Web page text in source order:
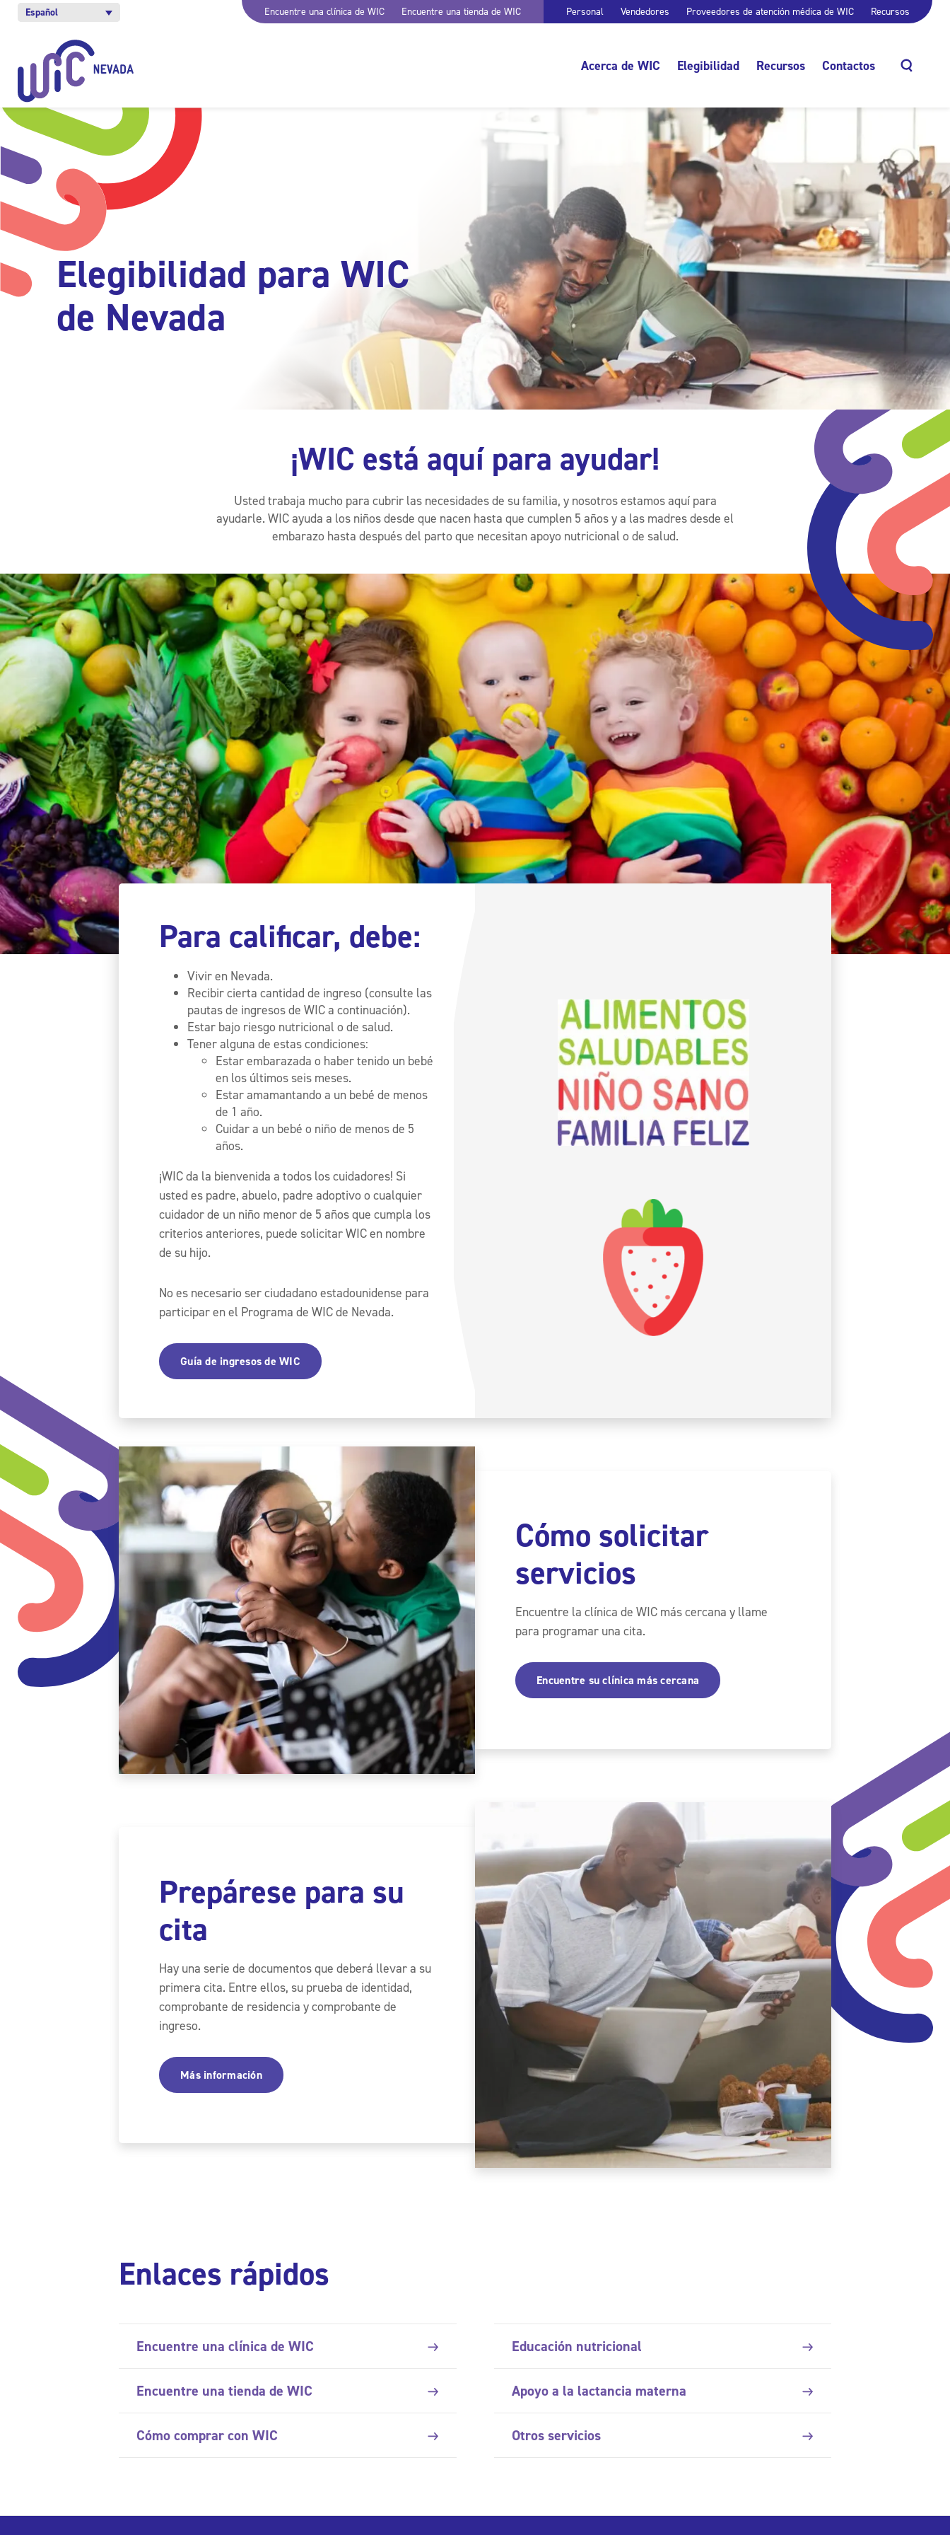
Español Encuentre una clínica de WIC Encuentre una tienda de WIC Personal Vendedores Proveedores de atención médica de WIC Recursos
Acerca de WIC Elegibilidad Recursos Contactos
Buscar
Elegibilidad para WIC
de Nevada
¡WIC está aquí para ayudar!
Usted trabaja mucho para cubrir las necesidades de su familia, y nosotros estamos aquí para
ayudarle. WIC ayuda a los niños desde que nacen hasta que cumplen 5 años y a las madres desde el
embarazo hasta después del parto que necesitan apoyo nutricional o de salud.
Para calificar, debe:
Vivir en Nevada.
Recibir cierta cantidad de ingreso (consulte las
pautas de ingresos de WIC a continuación).
Estar bajo riesgo nutricional o de salud.
Tener alguna de estas condiciones:
Estar embarazada o haber tenido un bebé
en los últimos seis meses.
Estar amamantando a un bebé de menos
de 1 año.
Cuidar a un bebé o niño de menos de 5
años.
¡WIC da la bienvenida a todos los cuidadores! Si
usted es padre, abuelo, padre adoptivo o cualquier
cuidador de un niño menor de 5 años que cumpla los
criterios anteriores, puede solicitar WIC en nombre
de su hijo.
No es necesario ser ciudadano estadounidense para
participar en el Programa de WIC de Nevada.
Guía de ingresos de WIC
Cómo solicitar
servicios
Encuentre la clínica de WIC más cercana y llame
para programar una cita.
Encuentre su clínica más cercana
Prepárese para su
cita
Hay una serie de documentos que deberá llevar a su
primera cita. Entre ellos, su prueba de identidad,
comprobante de residencia y comprobante de
ingreso.
Más información
Enlaces rápidos
Encuentre una clínica de WIC
Encuentre una tienda de WIC
Cómo comprar con WIC
Educación nutricional
Apoyo a la lactancia materna
Otros servicios